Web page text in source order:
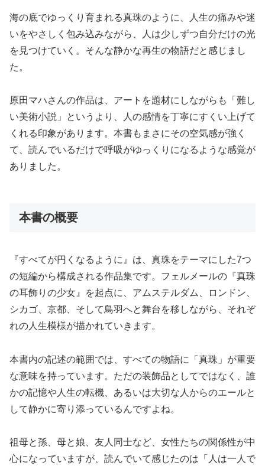
海の底でゆっくり育まれる真珠のように、人生の痛みや迷
いをやさしく包み込みながら、人は少しずつ自分だけの光
を見つけていく。そんな静かな再生の物語だと感じまし
た。
原田マハさんの作品は、アートを題材にしながらも「難し
い美術小説」というより、人の感情を丁寧にすくい上げて
くれる印象があります。本書もまさにその空気感が強く
て、読んでいるだけで呼吸がゆっくりになるような感覚が
ありました。
本書の概要
『すべてが円くなるように』は、真珠をテーマにした7つ
の短編から構成される作品集です。フェルメールの『真珠
の耳飾りの少女』を起点に、アムステルダム、ロンドン、
シカゴ、京都、そして鳥羽へと舞台を移しながら、それぞ
れの人生模様が描かれていきます。
本書内の記述の範囲では、すべての物語に「真珠」が重要
な意味を持っています。ただの装飾品としてではなく、誰
かの記憶や人生の転機、あるいは大切な人からのエールと
して静かに寄り添っているんですよね。
祖母と孫、母と娘、友人同士など、女性たちの関係性が中
心になっていますが、読んでいて感じたのは「人は一人で